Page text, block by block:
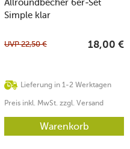
Allroundbecher 6er-Set
Simple klar
Lieferung in 1-2 Werktagen
UVP22,50 € 18,00 €
Preis inkl. MwSt. zzgl. Versand
Warenkorb